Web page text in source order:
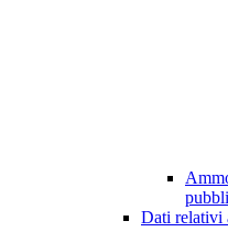
Dati relativi